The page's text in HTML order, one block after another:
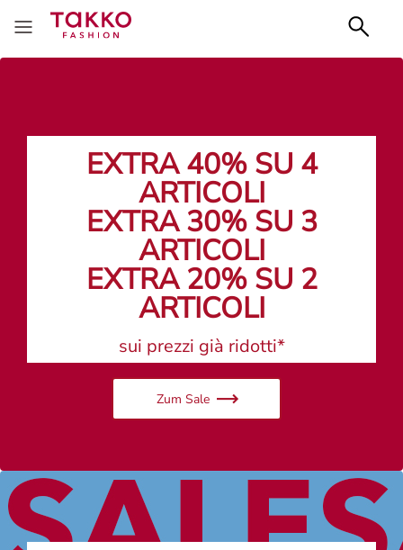
EXTRA 40% SU 4
ARTICOLI
EXTRA 30% SU 3
ARTICOLI
EXTRA 20% SU 2
ARTICOLI
sui prezzi già ridotti*
Zum Sale